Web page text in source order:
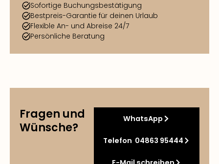
Sofortige Buchungsbestätigung
Bestpreis-Garantie für deinen Urlaub
Flexible An- und Abreise 24/7
Persönliche Beratung
Fragen und
Wünsche?
WhatsApp
Telefon 04863 95444